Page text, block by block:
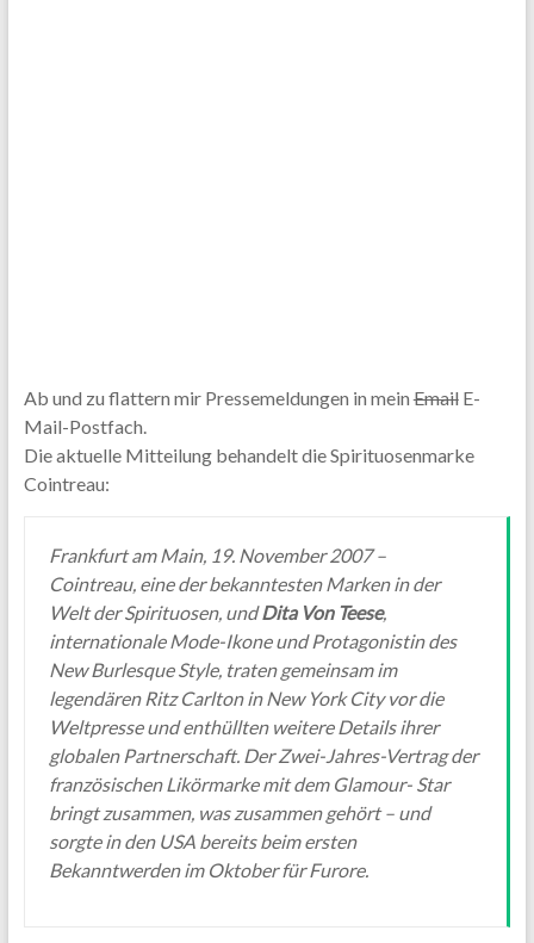
Ab und zu flattern mir Pressemeldungen in meinEmailE-
Mail-Postfach.
Die aktuelle Mitteilung behandelt die Spirituosenmarke
Cointreau:
Frankfurt am Main, 19. November 2007 –
Cointreau, eine der bekanntesten Marken in der
Welt der Spirituosen, undDita Von Teese,
internationale Mode-Ikone und Protagonistin des
New Burlesque Style, traten gemeinsam im
legendären Ritz Carlton in New York City vor die
Weltpresse und enthüllten weitere Details ihrer
globalen Partnerschaft. Der Zwei-Jahres-Vertrag der
französischen Likörmarke mit dem Glamour- Star
bringt zusammen, was zusammen gehört – und
sorgte in den USA bereits beim ersten
Bekanntwerden im Oktober für Furore.